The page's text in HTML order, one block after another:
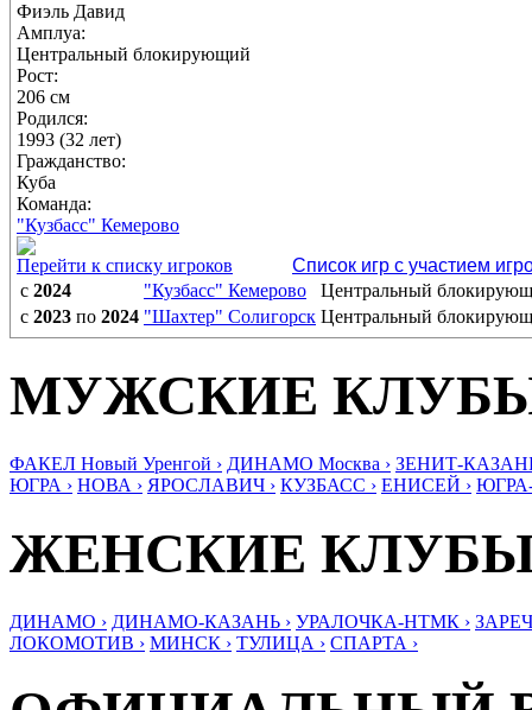
Фиэль Давид
Амплуа:
Центральный блокирующий
Рост:
206 см
Родился:
1993 (32 лет)
Гражданство:
Куба
Команда:
"Кузбасс" Кемерово
Перейти к списку игроков
Список игр с участием
с 2024 "Кузбасс" Кемерово
Центральный
с 2023 по 2024 "Шахтер" Солигорск Центральный
МУЖСКИЕ
ФАКЕЛ Новый Уренгой › ДИНАМО Москва › ЗЕНИТ-
ЮГРА › НОВА › ЯРОСЛАВИЧ › КУЗБАСС › ЕНИСЕЙ ›
ЖЕНСКИЕ
ДИНАМО › ДИНАМО-КАЗАНЬ › УРАЛОЧКА-НТМК ›
ЛОКОМОТИВ › МИНСК › ТУЛИЦА › СПАРТА ›